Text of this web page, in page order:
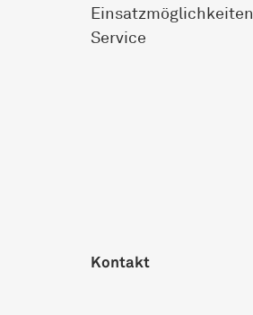
Einsatz­möglichkeiten
Service
Kontakt